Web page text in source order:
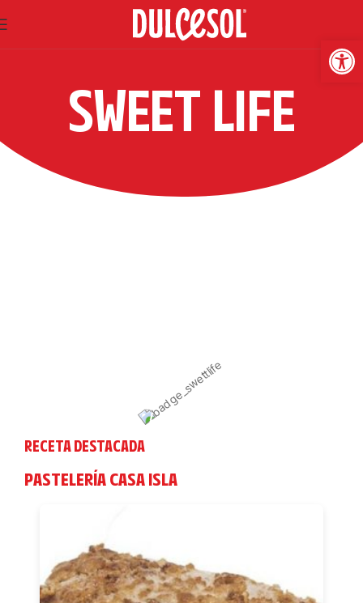
SWEET LIFE
CASA ISLA
RECETA DESTACADA
PASTELERÍA CASA ISLA